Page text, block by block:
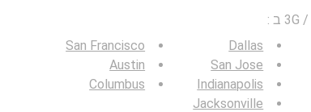
:
Dallas
San Jose
Indianapolis
Jacksonville
San Francisco
Austin
Columbus